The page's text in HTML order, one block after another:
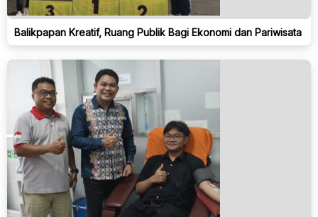
Balikpapan Kreatif, Ruang Publik Bagi Ekonomi dan Pariwisata